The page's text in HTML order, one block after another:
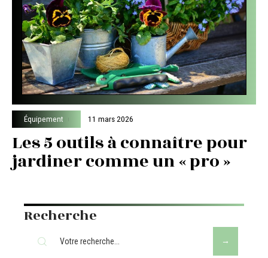
Équipement 11 mars 2026
Les 5 outils à connaître pour
jardiner comme un « pro »
Recherche